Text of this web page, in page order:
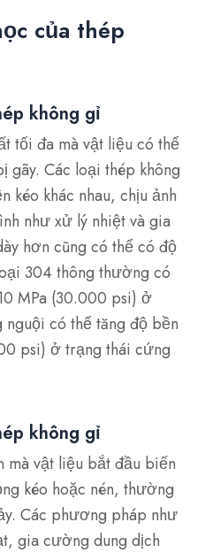
của thép
không gỉ
tối đa mà vật liệu có thể
Các loại thép không
kéo khác nhau, chịu ảnh
như xử lý nhiệt và gia
hơn cũng có thể có độ
304 thông thường có
MPa (30.000 psi) ở
có thể tăng độ bền
psi) ở trạng thái cứng
không gỉ
mà vật liệu bắt đầu biến
kéo hoặc nén, thường
Các phương pháp như
gia cường dung dịch